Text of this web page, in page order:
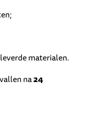
materialen.
na24